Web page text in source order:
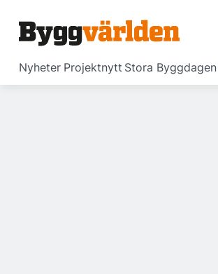
Nyheter Projektnytt Stora Byggdagen